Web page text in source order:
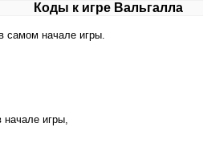
Коды к игре Вальгалла
самом начале игры.
игры,